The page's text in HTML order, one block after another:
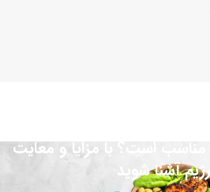
مناسب است؟ با مزایا و معایت
رژیم آشنا شوید